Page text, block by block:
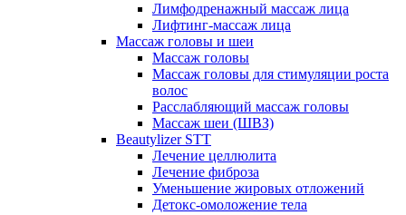
Лимфодренажный массаж лица
Лифтинг-массаж лица
Массаж головы и шеи
Массаж головы
Массаж головы для стимуляции роста
волос
Расслабляющий массаж головы
Массаж шеи (ШВЗ)
Beautylizer STT
Лечение целлюлита
Лечение фиброза
Уменьшение жировых отложений
Детокс-омоложение тела